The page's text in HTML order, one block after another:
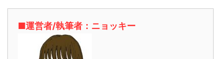
■運営者/執筆者：ニョッキー